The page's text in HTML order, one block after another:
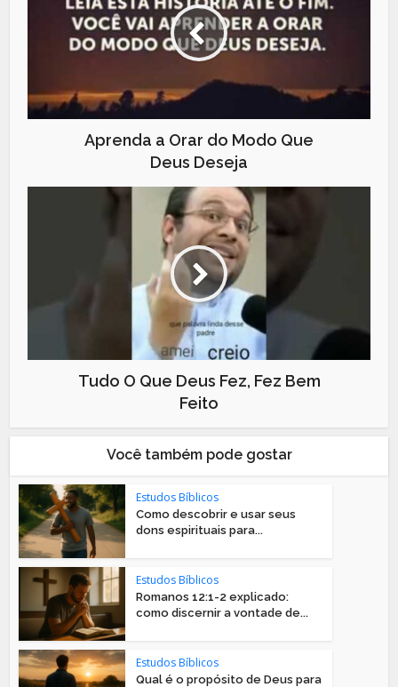
Aprenda a Orar do Modo Que
Deus Deseja
Tudo O Que Deus Fez, Fez Bem
Feito
Você também pode gostar
Estudos Bíblicos
Como descobrir e usar seus
dons espirituais para...
Estudos Bíblicos
Romanos 12:1-2 explicado:
como discernir a vontade de...
Estudos Bíblicos
Qual é o propósito de Deus para